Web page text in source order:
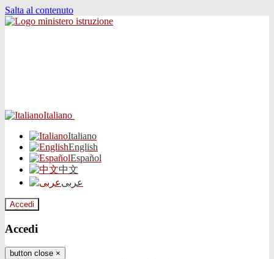
Salta al contenuto
Italiano
Italiano
English
Español
中文
عربى
Accedi
Accedi
button close ×